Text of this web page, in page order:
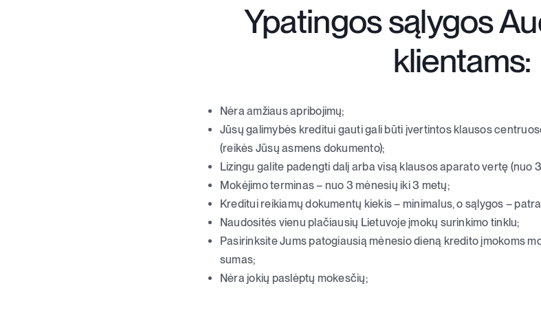
Ypatingos sąlygos
klientams:
Nėra amžiaus apribojimų;
Jūsų galimybės kreditui gauti gali būti įvertintos klausos
(reikės Jūsų asmens dokumento);
Lizingu galite padengti dalį arba visą klausos aparato vertę (nuo
Mokėjimo terminas – nuo 3 mėnesių iki 3 metų;
Kreditui reikiamų dokumentų kiekis – minimalus, o sąlygos –
Naudositės vienu plačiausių Lietuvoje įmokų surinkimo tinklu;
Pasirinksite Jums patogiausią mėnesio dieną kredito įmokoms
sumas;
Nėra jokių paslėptų mokesčių;